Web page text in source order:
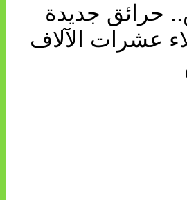
حرائق جديدة
عشرات الآلاف